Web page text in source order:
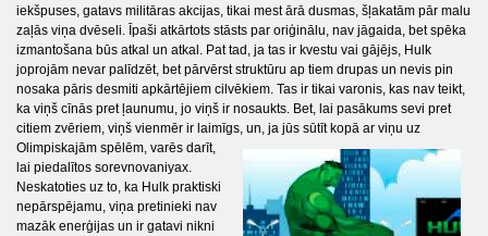
iekšpuses, gatavs militāras akcijas, tikai mest ārā dusmas, šļakatām pār malu
zaļās viņa dvēseli. Īpaši atkārtots stāsts par oriģinālu, nav jāgaida, bet spēka
izmantošana būs atkal un atkal. Pat tad, ja tas ir kvestu vai gājējs, Hulk
joprojām nevar palīdzēt, bet pārvērst struktūru ap tiem drupas un nevis pin
nosaka pāris desmiti apkārtējiem cilvēkiem. Tas ir tikai varonis, kas nav teikt,
ka viņš cīnās pret ļaunumu, jo viņš ir nosaukts. Bet, lai pasākums sevi pret
citiem zvēriem, viņš vienmēr ir laimīgs, un, ja jūs sūtīt kopā ar viņu uz
Olimpiskajām spēlēm, varēs darīt,
lai piedalītos sorevnovaniyax.
Neskatoties uz to, ka Hulk praktiski
nepārspējamu, viņa pretinieki nav
mazāk enerģijas un ir gatavi nikni